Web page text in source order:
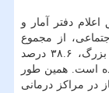
دفتر آمار و
از مجموع
اعمال جراحی انجام شده، ۱۵.۵ درصد جراحی بزرگ، ۳۸.۶ درصد
بوده است. همین طور
سرپایی باز در مراكز درمانی